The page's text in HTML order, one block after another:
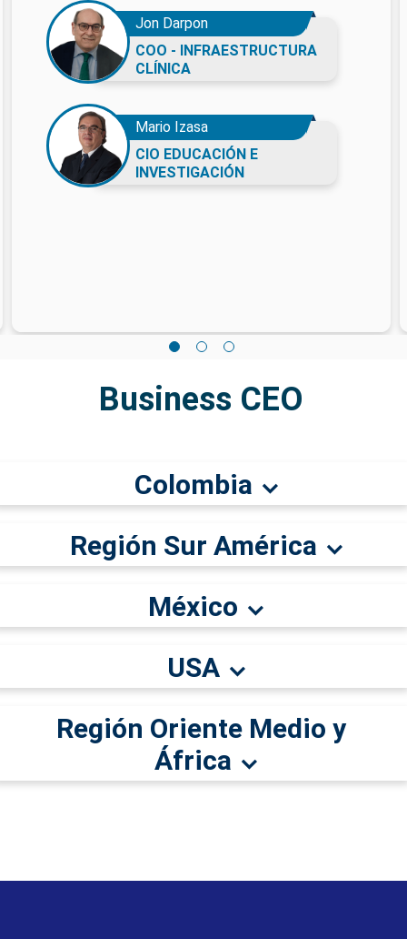
Jon Darpon
COO - INFRAESTRUCTURA
CLÍNICA
Mario Izasa
CIO EDUCACIÓN E
INVESTIGACIÓN
Business CEO
Colombia
Región Sur América
México
USA
Región Oriente Medio y
África